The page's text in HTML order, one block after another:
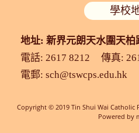
地址: 新界元朗天水圍天柏
學校
電話: 2617 8212
傳真:
電郵: sch@tswcps.edu.hk
Copyright © 2019 Tin Shui Wai Catholic
Powered by